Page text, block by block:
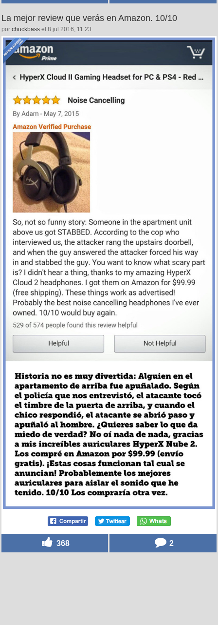
La mejor review que verás en Amazon. 10/10
por chuckbass el 8 jul 2016, 11:23
368 2